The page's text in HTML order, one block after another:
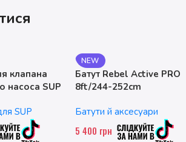
клапана
насоса SUP
SUP
NEW
Батут Rebel Active PRO
8ft/244-252cm
Батути й аксесуари
5 400 грн